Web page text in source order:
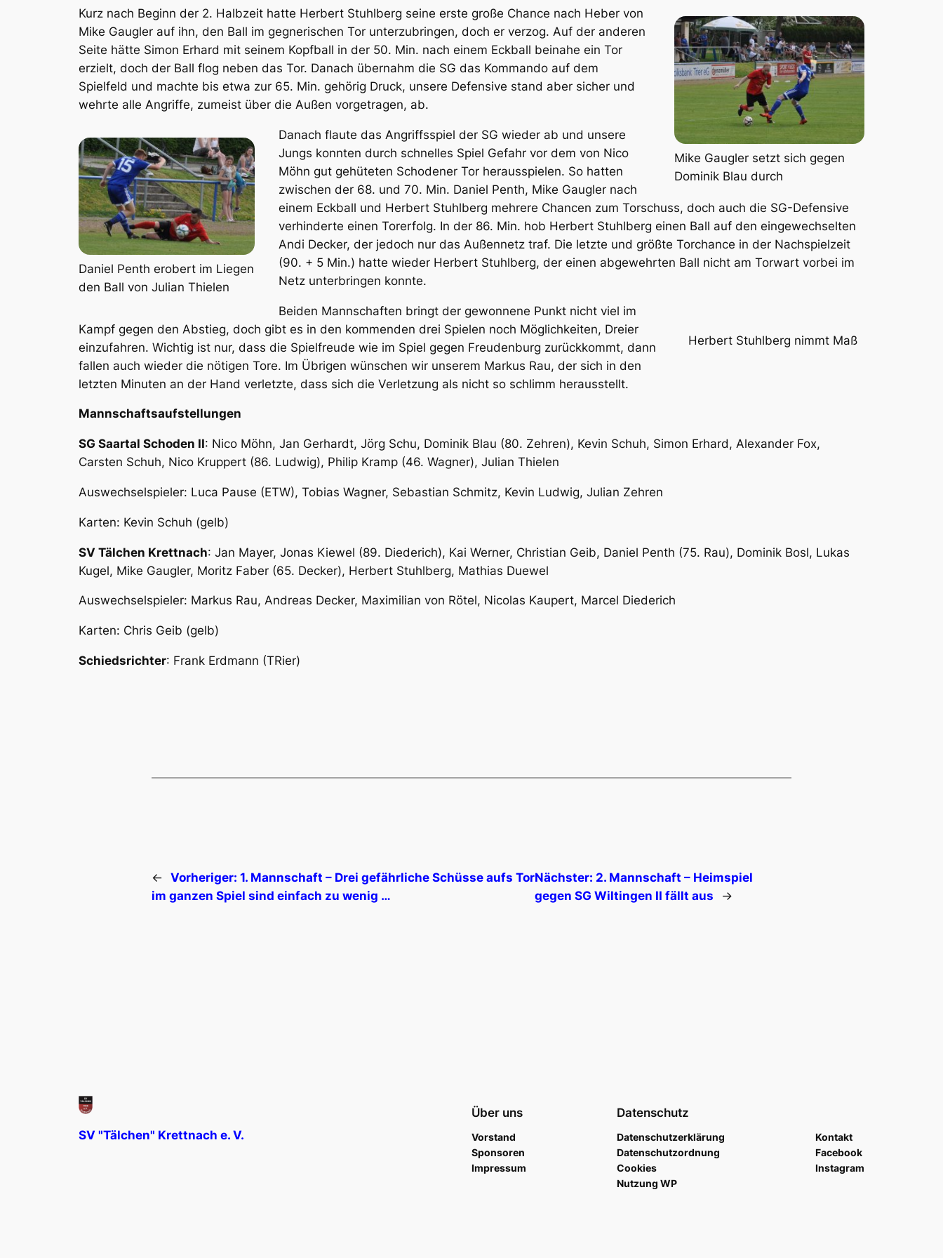
Mike Gaugler setzt sich gegen
Dominik Blau durch
Kurz nach Beginn der 2. Halbzeit hatte Herbert Stuhlberg seine erste große Chance nach Heber von
Mike Gaugler auf ihn, den Ball im gegnerischen Tor unterzubringen, doch er verzog. Auf der anderen
Seite hätte Simon Erhard mit seinem Kopfball in der 50. Min. nach einem Eckball beinahe ein Tor
erzielt, doch der Ball flog neben das Tor. Danach übernahm die SG das Kommando auf dem
Spielfeld und machte bis etwa zur 65. Min. gehörig Druck, unsere Defensive stand aber sicher und
wehrte alle Angriffe, zumeist über die Außen vorgetragen, ab.
Daniel Penth erobert im Liegen
den Ball von Julian Thielen
Danach flaute das Angriffsspiel der SG wieder ab und unsere
Jungs konnten durch schnelles Spiel Gefahr vor dem von Nico
Möhn gut gehüteten Schodener Tor herausspielen. So hatten
zwischen der 68. und 70. Min. Daniel Penth, Mike Gaugler nach
einem Eckball und Herbert Stuhlberg mehrere Chancen zum Torschuss, doch auch die SG-Defensive
verhinderte einen Torerfolg. In der 86. Min. hob Herbert Stuhlberg einen Ball auf den eingewechselten
Andi Decker, der jedoch nur das Außennetz traf. Die letzte und größte Torchance in der Nachspielzeit
(90. + 5 Min.) hatte wieder Herbert Stuhlberg, der einen abgewehrten Ball nicht am Torwart vorbei im
Netz unterbringen konnte.
Herbert Stuhlberg nimmt Maß
Beiden Mannschaften bringt der gewonnene Punkt nicht viel im
Kampf gegen den Abstieg, doch gibt es in den kommenden drei Spielen noch Möglichkeiten, Dreier
einzufahren. Wichtig ist nur, dass die Spielfreude wie im Spiel gegen Freudenburg zurückkommt, dann
fallen auch wieder die nötigen Tore. Im Übrigen wünschen wir unserem Markus Rau, der sich in den
letzten Minuten an der Hand verletzte, dass sich die Verletzung als nicht so schlimm herausstellt.
Mannschaftsaufstellungen
SG Saartal Schoden II: Nico Möhn, Jan Gerhardt, Jörg Schu, Dominik Blau (80. Zehren), Kevin Schuh, Simon Erhard, Alexander Fox,
Carsten Schuh, Nico Kruppert (86. Ludwig), Philip Kramp (46. Wagner), Julian Thielen
Auswechselspieler: Luca Pause (ETW), Tobias Wagner, Sebastian Schmitz, Kevin Ludwig, Julian Zehren
Karten: Kevin Schuh (gelb)
SV Tälchen Krettnach: Jan Mayer, Jonas Kiewel (89. Diederich), Kai Werner, Christian Geib, Daniel Penth (75. Rau), Dominik Bosl, Lukas
Kugel, Mike Gaugler, Moritz Faber (65. Decker), Herbert Stuhlberg, Mathias Duewel
Auswechselspieler: Markus Rau, Andreas Decker, Maximilian von Rötel, Nicolas Kaupert, Marcel Diederich
Karten: Chris Geib (gelb)
Schiedsrichter: Frank Erdmann (TRier)
← Vorheriger: 1. Mannschaft – Drei gefährliche Schüsse aufs Tor
im ganzen Spiel sind einfach zu wenig …
Nächster: 2. Mannschaft – Heimspiel
gegen SG Wiltingen II fällt aus
→
SV "Tälchen" Krettnach e. V.
Über uns
Vorstand
Sponsoren
Impressum
Datenschutz
Datenschutzerklärung
Datenschutzordnung
Cookies
Nutzung WP
Kontakt
Facebook
Instagram